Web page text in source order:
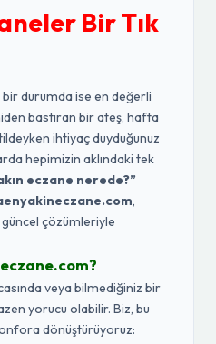
Bir Tık
bir durumda ise en değerli
bastıran bir ateş, hafta
ihtiyaç duyduğunuz
hepimizin aklındaki tek
eczane nerede?”
,
güncel çözümleriyle
veya bilmediğiniz bir
yorucu olabilir. Biz, bu
dönüştürüyoruz: